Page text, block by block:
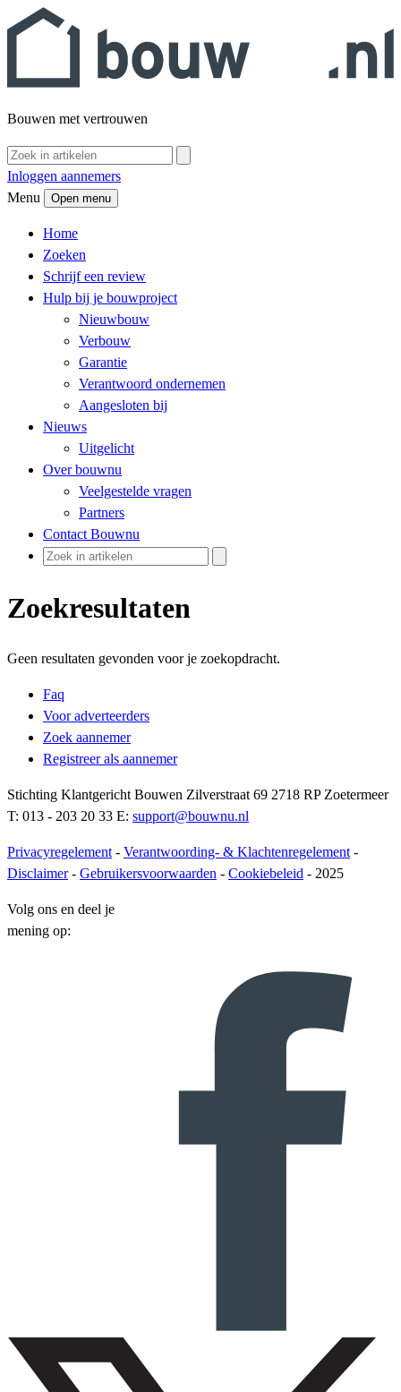
Bouwen met vertrouwen
Inloggen aannemers
Menu
Open menu
Home
Zoeken
Schrijf een review
Hulp bij je bouwproject
Nieuwbouw
Verbouw
Garantie
Verantwoord ondernemen
Aangesloten bij
Nieuws
Uitgelicht
Over bouwnu
Veelgestelde vragen
Partners
Contact Bouwnu
Zoekresultaten
Geen resultaten gevonden voor je zoekopdracht.
Faq
Voor adverteerders
Zoek aannemer
Registreer als aannemer
Stichting Klantgericht Bouwen Zilverstraat 69 2718 RP Zoetermeer
T: 013 - 203 20 33 E: support@bouwnu.nl
Privacyregelement - Verantwoording- & Klachtenregelement -
Disclaimer- Gebruikersvoorwaarden - Cookiebeleid - 2025
Volg ons en deel je
mening op: